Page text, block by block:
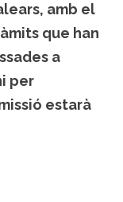
amb el
que han
a
per
estarà